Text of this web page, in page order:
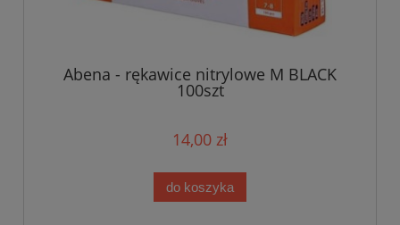
Abena - rękawice nitrylowe M BLACK
100szt
14,00 zł
do koszyka